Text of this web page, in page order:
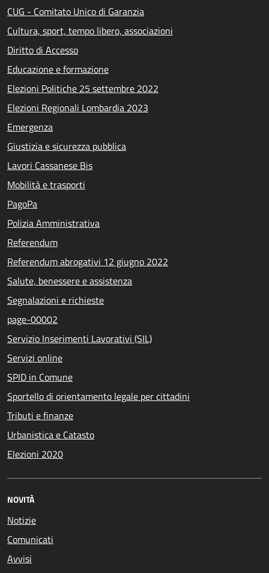
CUG - Comitato Unico di Garanzia
Cultura, sport, tempo libero, associazioni
Diritto di Accesso
Educazione e formazione
Elezioni Politiche 25 settembre 2022
Elezioni Regionali Lombardia 2023
Emergenza
Giustizia e sicurezza pubblica
Lavori Cassanese Bis
Mobilità e trasporti
PagoPa
Polizia Amministrativa
Referendum
Referendum abrogativi 12 giugno 2022
Salute, benessere e assistenza
Segnalazioni e richieste
page-00002
Servizio Inserimenti Lavorativi (SIL)
Servizi online
SPID in Comune
Sportello di orientamento legale per cittadini
Tributi e finanze
Urbanistica e Catasto
Elezioni 2020
NOVITÀ
Notizie
Comunicati
Avvisi